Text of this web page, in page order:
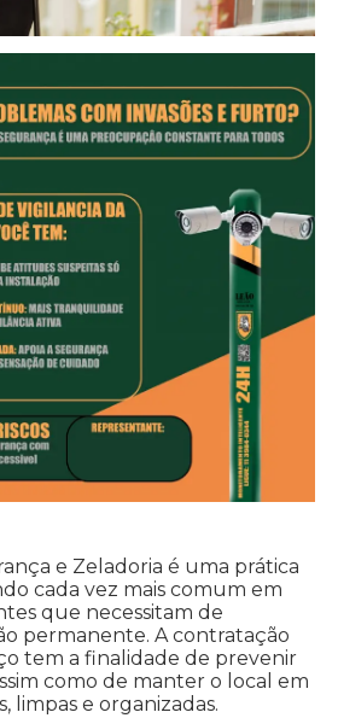
e Zeladoria é uma prática
cada vez mais comum em
que necessitam de
permanente. A contratação
tem a finalidade de prevenir
como de manter o local em
limpas e organizadas.